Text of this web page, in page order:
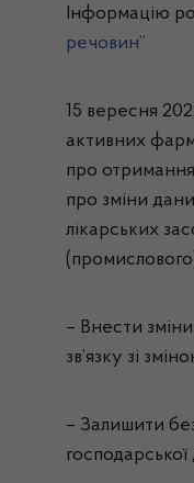
Інформацію
речовин”
15 вересня
активних
про отримання
про зміни
лікарських
– Внести
зв’язку зі
– Залишити